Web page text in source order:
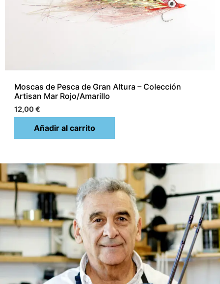
Moscas de Pesca de Gran Altura – Colección
Artisan Mar Rojo/Amarillo
12,00€
Añadir al carrito